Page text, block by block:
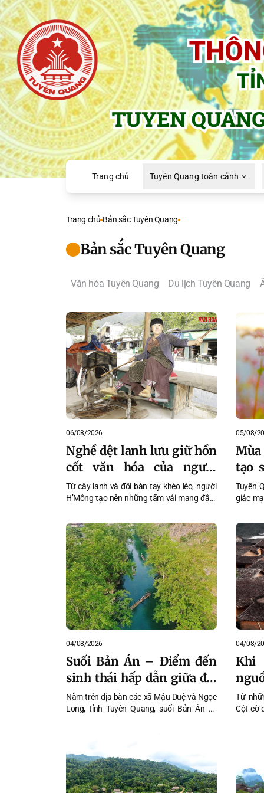
Trang chủ Tuyên Quang toàn cảnh
Trang chủ Bản sắc Tuyên Quang
Bản sắc Tuyên Quang
Văn hóa Tuyên Quang Du lịch Tuyên Quang
06/08/2026
Nghề dệt lanh lưu giữ hồn
cốt văn hóa của người
H’Mông vùng cao Tuyên
Quang
Từ cây lanh và đôi bàn tay khéo léo, người
H’Mông tạo nên những tấm vải mang đậm
thức dân gian qua nhiều thế hệ.
05/08/
tạo
Tuyên
giác
hóa,
mùa
04/08/2026
Suối Bản Án – Điểm đến
sinh thái hấp dẫn giữa đại
ngàn Tuyên Quang
Nằm trên địa bàn các xã Mậu Duệ và Ngọc
Long, tỉnh Tuyên Quang, suối Bản Án có
động và những cánh rừng nguyên sinh
xanh mát. Với vẻ đẹp hoang sơ cùng không
gian trong lành, nơi đây đang trở thành
04/08/
Khi
Từ
Cột cờ
nghề
kho
địa